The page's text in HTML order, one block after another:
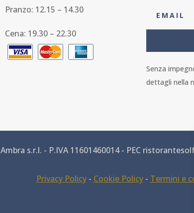
Pranzo: 12.15 – 14.30
Cena: 19.30 – 22.30
Senza
dettagli nella
Ambra s.r.l. - P.IVA 11601460014 - PEC
Privacy Policy- Cookie Policy- Termini e